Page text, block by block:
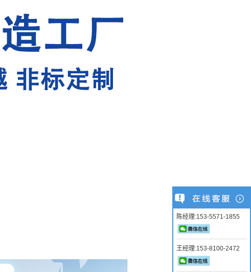
陈经理:153-5571-1855
王经理:153-8100-2472